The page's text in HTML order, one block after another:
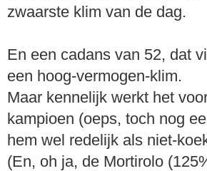
zwaarste klim van de dag.
En een cadans van 52, dat
een hoog-vermogen-klim.
Maar kennelijk werkt het
kampioen (oeps, toch nog
hem wel redelijk als niet-
(En, oh ja, de Mortirolo